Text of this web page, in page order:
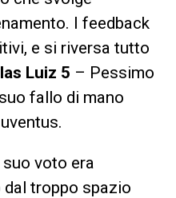
I feedback
e si riversa tutto
Luiz 5 – Pessimo
fallo di mano
suo voto era
troppo spazio